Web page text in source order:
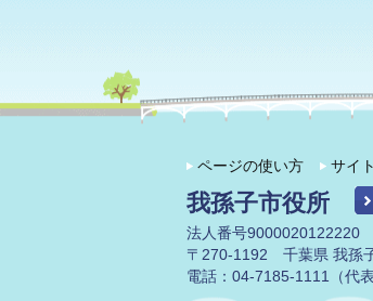
ページの使い方 サイ
我孫子市役所
法人番号9000020122220
〒270-1192 千葉県 我孫
電話：04-7185-1111（代